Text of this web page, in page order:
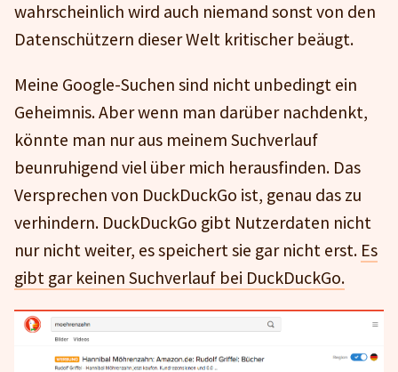
wahrscheinlich wird auch niemand sonst von den
Datenschützern dieser Welt kritischer beäugt.
Meine Google-Suchen sind nicht unbedingt ein
Geheimnis. Aber wenn man darüber nachdenkt,
könnte man nur aus meinem Suchverlauf
beunruhigend viel über mich herausfinden. Das
Versprechen von DuckDuckGo ist, genau das zu
verhindern. DuckDuckGo gibt Nutzerdaten nicht
nur nicht weiter, es speichert sie gar nicht erst. Es
gibt gar keinen Suchverlauf bei DuckDuckGo.